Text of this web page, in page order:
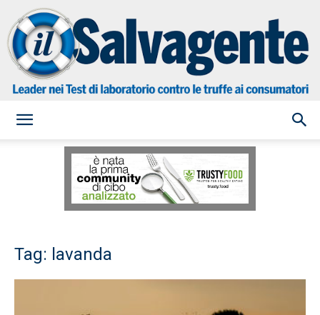
Salvagente
Tag: lavanda